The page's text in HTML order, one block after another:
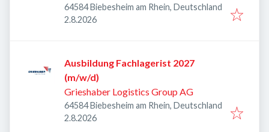
64584 Biebesheim am Rhein, Deutschland
Veröffentlicht
2.8.2026
Ausbildung Fachlagerist 2027
(m/w/d)
Grieshaber Logistics Group AG
64584 Biebesheim am Rhein, Deutschland
Veröffentlicht
2.8.2026